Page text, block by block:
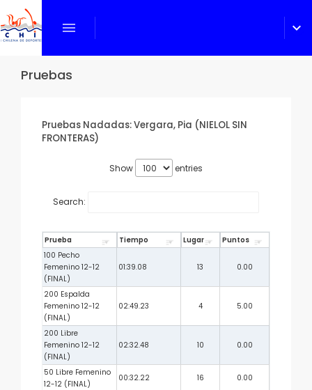
menu expand_more
Pruebas
Pruebas Nadadas: Vergara, Pia (NIELOL SIN
FRONTERAS)
Show entries
Search:
Prueba Tiempo Lugar
Puntos
100 Pecho
Femenino 12-12
(FINAL)
01:39.08 13 0.00
200 Espalda
Femenino 12-12
(FINAL)
02:49.23 4 5.00
200 Libre
Femenino 12-12
(FINAL)
02:32.48 10 0.00
50 Libre Femenino
12-12 (FINAL)
00:32.22 16 0.00